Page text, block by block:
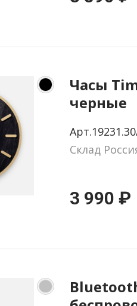
Часы
черные
Склад
3 990 ₽